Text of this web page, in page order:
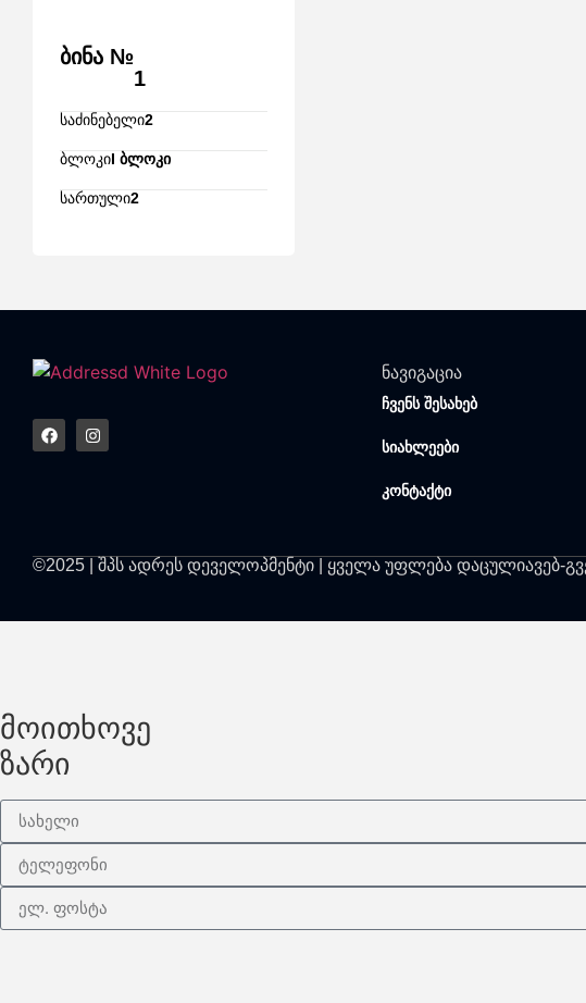
ბინა №
1
საძინებელი2
ბლოკიI ბლოკი
სართული2
ნავიგაცია
ჩვენს შესახებ
სიახლეები
კონტაქტი
©2025 | შპს ადრეს დეველოპმენტი | ყველა უფლება დაცულიავებ-
მოითხოვე
ზარი